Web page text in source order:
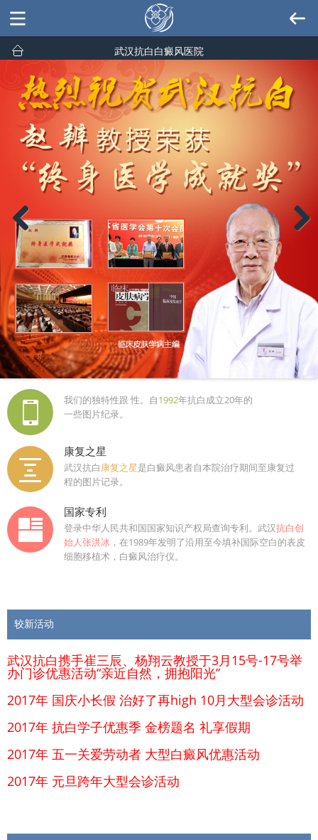
武汉抗白白癜风医院
Previous
我们的独特性跟 性。自1992年抗白成立20年的
一些图片纪录。
康复之星
武汉抗白康复之星是白癜风患者自本院治疗期间至康复过
程的图片记录。
国家专利
登录中华人民共和国国家知识产权局查询专利。武汉抗白创
始人张洪冰 ，在1989年发明了沿用至今填补国际空白的表皮
细胞移植术，白癜风治疗仪。
较新活动
武汉抗白携手崔三辰、杨翔云教授于3月15号-17号举
办门诊优惠活动“亲近自然，拥抱阳光”
2017年 国庆小长假 治好了再high 10月大型会诊活动
2017年 抗白学子优惠季 金榜题名 礼享假期
2017年 五一关爱劳动者 大型白癜风优惠活动
2017年 元旦跨年大型会诊活动